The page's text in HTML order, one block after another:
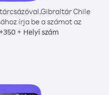
Gibraltár Chile
írja be a számot az
+350+ Helyi szám